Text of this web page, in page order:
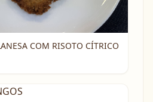
COM RISOTO CÍTRICO